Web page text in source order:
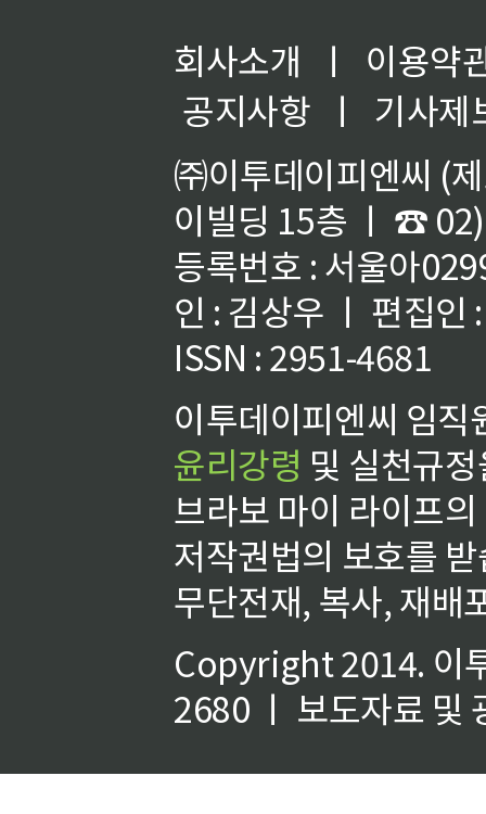
회사소개 ㅣ
이용약
공지사항
ㅣ
기사제
㈜이투데이피엔씨 (
이빌딩 15층 ㅣ ☎
등록번호 : 서울아
인 : 김상우 ㅣ 편집인
ISSN : 2951-4681
이투데이피엔씨 임
윤리강령 및 실천규
브라보 마이 라이프
저작권법의 보호를
무단전재, 복사, 재배
Copyright 2014. 이
2680 ㅣ 보도자료